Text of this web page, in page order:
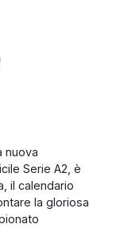
nuova
Serie A2, è
il calendario
la gloriosa